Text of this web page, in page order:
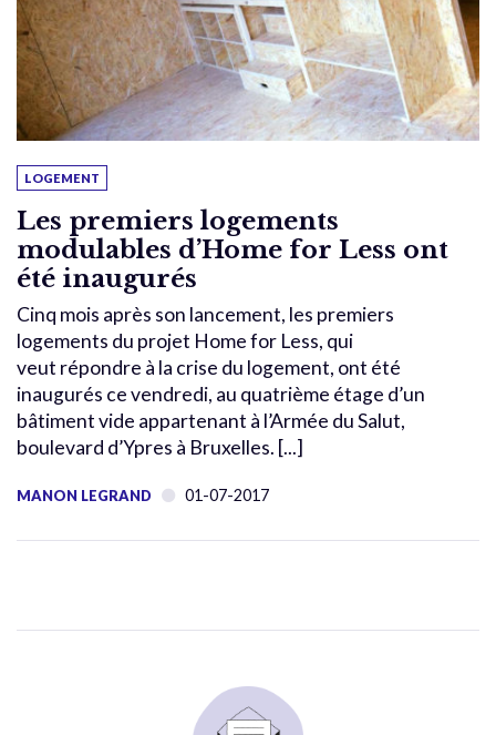
LOGEMENT
Les premiers logements
modulables d’Home for Less ont
été inaugurés
Cinq mois après son lancement, les premiers
logements du projet Home for Less, qui
veut répondre à la crise du logement, ont été
inaugurés ce vendredi, au quatrième étage d’un
bâtiment vide appartenant à l’Armée du Salut,
boulevard d’Ypres à Bruxelles. [...]
MANON LEGRAND 01-07-2017